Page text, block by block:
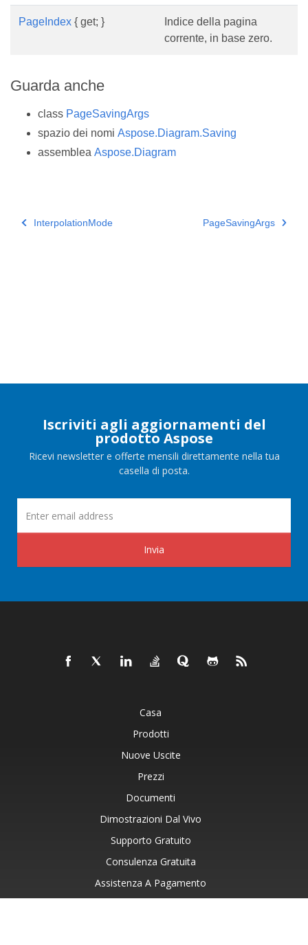
PageIndex { get; }
Indice della pagina
corrente, in base zero.
Guarda anche
class PageSavingArgs
spazio dei nomi Aspose.Diagram.Saving
assemblea Aspose.Diagram
InterpolationMode PageSavingArgs
Iscriviti agli aggiornamenti del
prodotto Aspose
Ricevi newsletter e offerte mensili direttamente nella tua
casella di posta.
Invia
Casa
Prodotti
Nuove Uscite
Prezzi
Documenti
Dimostrazioni Dal Vivo
Supporto Gratuito
Consulenza Gratuita
Assistenza A Pagamento